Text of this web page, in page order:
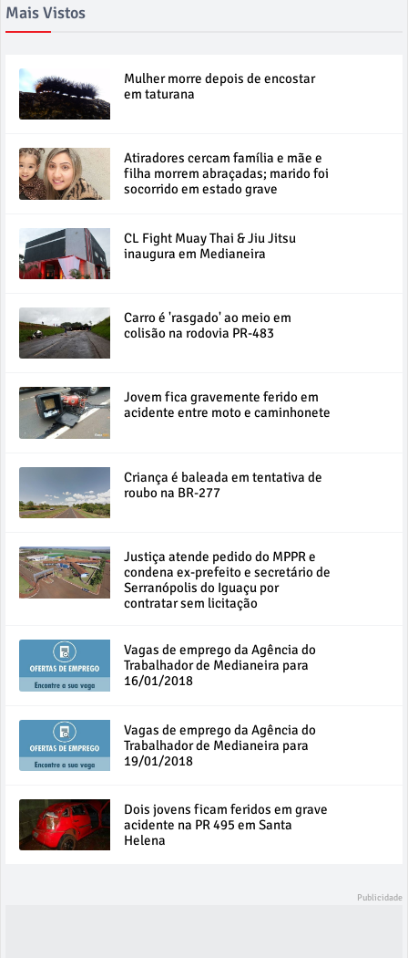
Mais Vistos
Mulher morre depois de encostar
em taturana
Atiradores cercam família e mãe e
filha morrem abraçadas; marido foi
socorrido em estado grave
CL Fight Muay Thai & Jiu Jitsu
inaugura em Medianeira
Carro é 'rasgado' ao meio em
colisão na rodovia PR-483
Jovem fica gravemente ferido em
acidente entre moto e caminhonete
Criança é baleada em tentativa de
roubo na BR-277
Justiça atende pedido do MPPR e
condena ex-prefeito e secretário de
Serranópolis do Iguaçu por
contratar sem licitação
Vagas de emprego da Agência do
Trabalhador de Medianeira para
16/01/2018
Vagas de emprego da Agência do
Trabalhador de Medianeira para
19/01/2018
Dois jovens ficam feridos em grave
acidente na PR 495 em Santa
Helena